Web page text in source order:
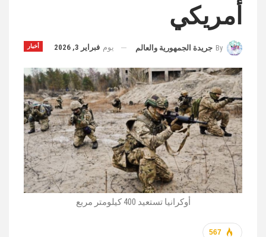
أمريكي
أخبار By جريدة الجمهورية والعالم يوم فبراير 3, 2026
أوكرانيا تستعيد 400 كيلومتر مربع
567